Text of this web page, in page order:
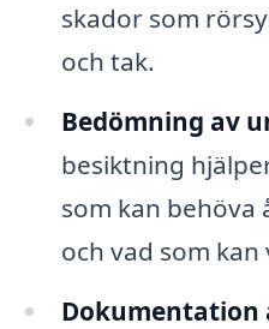
skador som
och tak.
Bedömning av
besiktning
som kan
och vad som kan
Dokumentation